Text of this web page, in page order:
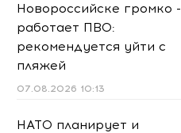
Новороссийске громко -
работает ПВО:
рекомендуется уйти с
пляжей
07.08.2026 10:13
НАТО планирует и